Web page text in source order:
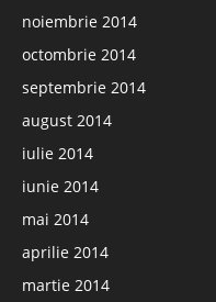
noiembrie 2014
octombrie 2014
septembrie 2014
august 2014
iulie 2014
iunie 2014
mai 2014
aprilie 2014
martie 2014